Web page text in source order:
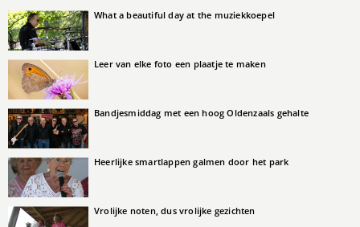
What a beautiful day at the muziekkoepel
Leer van elke foto een plaatje te maken
Bandjesmiddag met een hoog Oldenzaals gehalte
Heerlijke smartlappen galmen door het park
Vrolijke noten, dus vrolijke gezichten